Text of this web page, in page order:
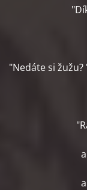
"Nedáte si žužu?
a taky
a ten